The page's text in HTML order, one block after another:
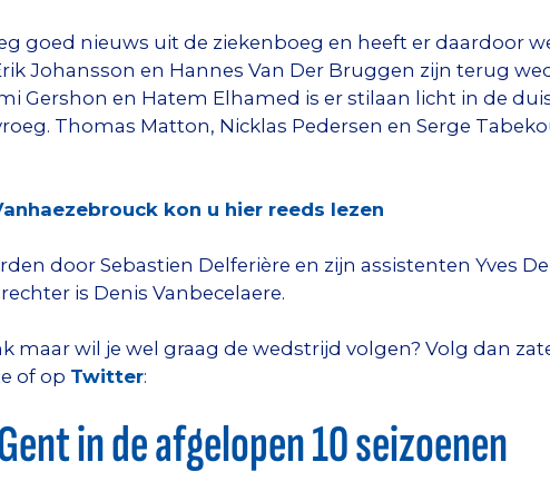
goed nieuws uit de ziekenboeg en heeft er daardoor
Johansson en Hannes Van Der Bruggen zijn terug
Gershon en Hatem Elhamed is er stilaan licht in de
Thomas Matton, Nicklas Pedersen en Serge
kon u hier reeds lezen
door Sebastien Delferière en zijn assistenten Yves De
is Denis Vanbecelaere.
maar wil je wel graag de wedstrijd volgen? Volg dan
of op Twitter:
in de afgelopen 10 seizoenen